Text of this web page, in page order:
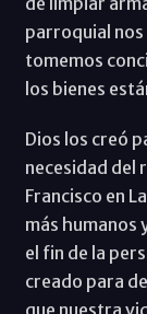
parroquial nos
tomemos
los bienes
Dios los creó
necesidad del
Francisco en
más humanos
el fin de la
creado para
que nuestra